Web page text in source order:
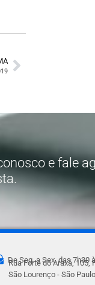
e fale
De Seg. a Sex. das 7h30
Rua Forte do Araxá, 105,
São Lourenço - São